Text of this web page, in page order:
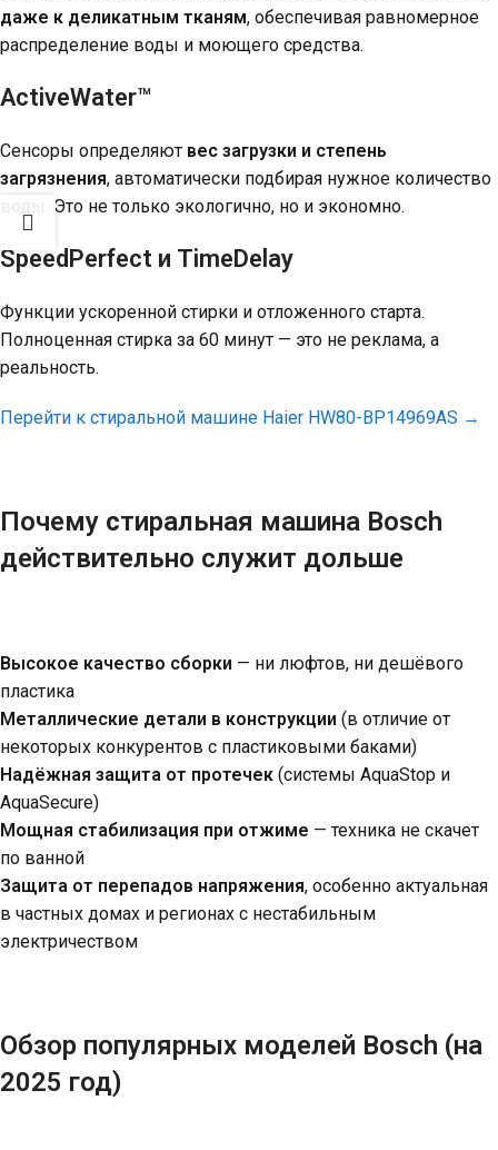
даже к деликатным тканям, обеспечивая равномерное
распределение воды и моющего средства.
ActiveWater™
Сенсоры определяют вес загрузки и степень
загрязнения, автоматически подбирая нужное количество
воды. Это не только экологично, но и экономно.
SpeedPerfect и TimeDelay
Функции ускоренной стирки и отложенного старта.
Полноценная стирка за 60 минут — это не реклама, а
реальность.
Перейти к стиральной машине Haier HW80-BP14969AS →
Почему стиральная машина Bosch
действительно служит дольше
Высокое качество сборки — ни люфтов, ни дешёвого
пластика
Металлические детали в конструкции (в отличие от
некоторых конкурентов с пластиковыми баками)
Надёжная защита от протечек (системы AquaStop и
AquaSecure)
Мощная стабилизация при отжиме — техника не скачет
по ванной
Защита от перепадов напряжения, особенно актуальная
в частных домах и регионах с нестабильным
электричеством
Обзор популярных моделей Bosch (на
2025 год)